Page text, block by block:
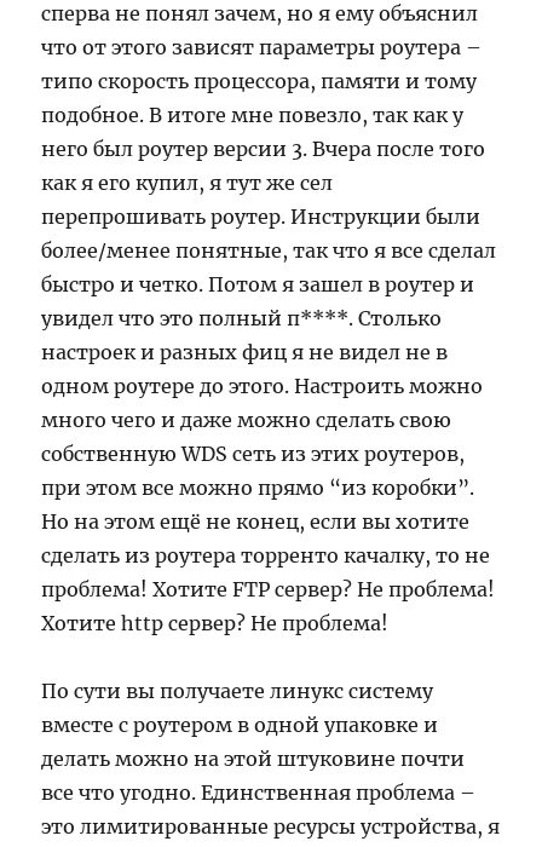
сперва не понял зачем, но я ему объяснил
что от этого зависят параметры роутера –
типо скорость процессора, памяти и тому
подобное. В итоге мне повезло, так как у
него был роутер версии 3. Вчера после того
как я его купил, я тут же сел
перепрошивать роутер. Инструкции были
более/менее понятные, так что я все сделал
быстро и четко. Потом я зашел в роутер и
увидел что это полный п****. Столько
настроек и разных фиц я не видел не в
одном роутере до этого. Настроить можно
много чего и даже можно сделать свою
собственную WDS сеть из этих роутеров,
при этом все можно прямо “из коробки”.
Но на этом ещё не конец, если вы хотите
сделать из роутера торренто качалку, то не
проблема! Хотите FTP сервер? Не проблема!
Хотите http сервер? Не проблема!
По сути вы получаете линукс систему
вместе с роутером в одной упаковке и
делать можно на этой штуковине почти
все что угодно. Единственная проблема –
это лимитированные ресурсы устройства, я